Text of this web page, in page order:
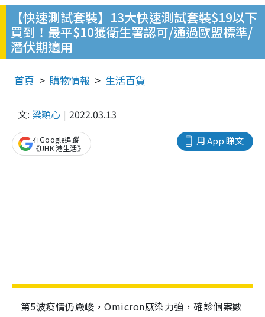
【快速測試套裝】13大快速測試套裝$19以下
買到！最平$10獲衛生署認可/通過歐盟標準/
潛伏期適用
首頁 購物情報 生活百貨
文: 梁穎心 2022.03.13
用 App 睇文
在Google追蹤
《UHK 港生活》
第5波疫情仍嚴峻，Omicron感染力強，確診個案數